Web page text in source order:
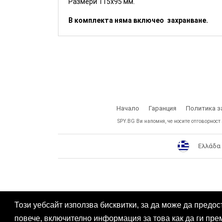
Този уебсайт използва бисквитки, за да може да
повече, включително информация за това как да ги
В комплекта няма включео захранване.
Начало Гаранция Политика
SPY.BG Ви напомня, че носите
Ελλάδα